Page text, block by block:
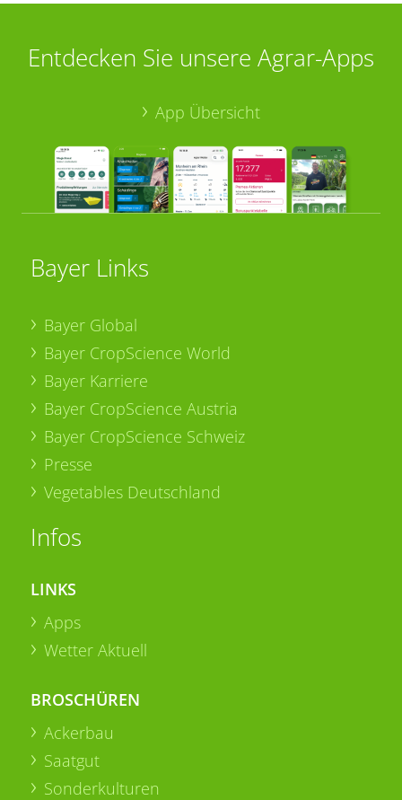
Entdecken Sie unsere Agrar-Apps
App Übersicht
Bayer Links
Bayer Global
Bayer CropScience World
Bayer Karriere
Bayer CropScience Austria
Bayer CropScience Schweiz
Presse
Vegetables Deutschland
Infos
LINKS
Apps
Wetter Aktuell
BROSCHÜREN
Ackerbau
Saatgut
Sonderkulturen